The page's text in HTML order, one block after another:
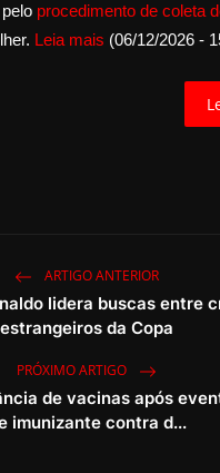
procedimento de coleta
Leia mais (06/12/2026 -
ARTIGO ANTERIOR
lidera buscas entre
estrangeiros da Copa
PRÓXIMO ARTIGO
de vacinas após
imunizante contra d...